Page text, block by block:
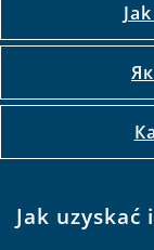
Jak uzyskać